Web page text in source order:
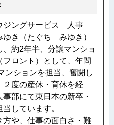
ジングサービス 人事
き（たぐち みゆき）
、約2年半、分譲マンショ
フロント）として、年間
ンションを担当、奮闘し
２度の産休・育休を経
事部にて東日本の新卒・
しています。
方や、仕事の面白さ・難